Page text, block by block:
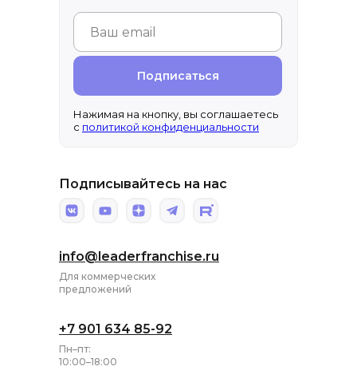
Подписывайтесь на нас
info@leaderfranchise.ru
Для коммерческих
предложений
+7 901 634 85-92
Пн–пт:
10:00–18:00
Подписаться
Нажимая на кнопку, вы соглашаетесь
с политикой конфиденциальности